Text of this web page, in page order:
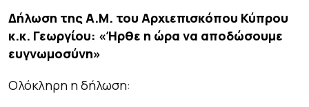
Δήλωση της Α.Μ. του Αρχιεπισκόπου Κύπρου
κ.κ. Γεωργίου: «Ήρθε η ώρα να αποδώσουμε
ευγνωμοσύνη»
Ολόκληρη η δήλωση: